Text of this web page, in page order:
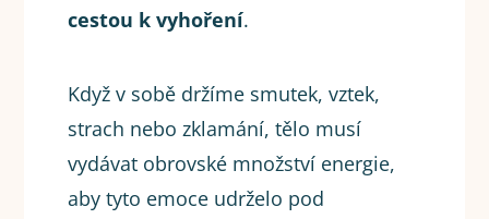
cestou k vyhoření.
Když v sobě držíme smutek, vztek,
strach nebo zklamání, tělo musí
vydávat obrovské množství energie,
aby tyto emoce udrželo pod